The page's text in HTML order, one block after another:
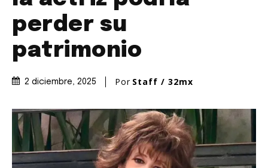
perder su
patrimonio
2 diciembre, 2025 Por Staff / 32mx